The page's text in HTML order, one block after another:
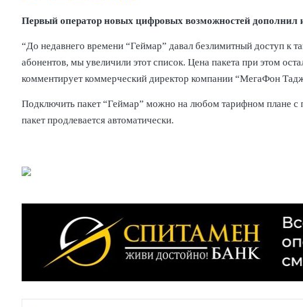
Первый оператор новых цифровых возможностей дополнил
“До недавнего времени “Геймар” давал безлимитный доступ
абонентов, мы увеличили этот список. Цена пакета при этом
комментирует коммерческий директор компании “МегаФон
Подключить пакет “Геймар” можно на любом тарифном плане
пакет продлевается автоматически.